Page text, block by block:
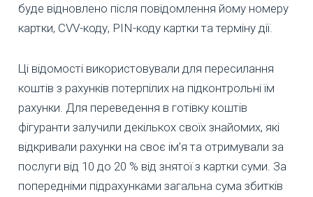
буде відновлено після повідомлення йому номеру
картки, CVV-коду, PIN-коду картки та терміну дії.
Ці відомості використовували для пересилання
коштів з рахунків потерпілих на підконтрольні їм
рахунки. Для переведення в готівку коштів
фігуранти залучили декількох своїх знайомих, які
відкривали рахунки на своє ім’я та отримували за
послуги від 10 до 20 % від знятої з картки суми. За
попередніми підрахунками загальна сума збитків